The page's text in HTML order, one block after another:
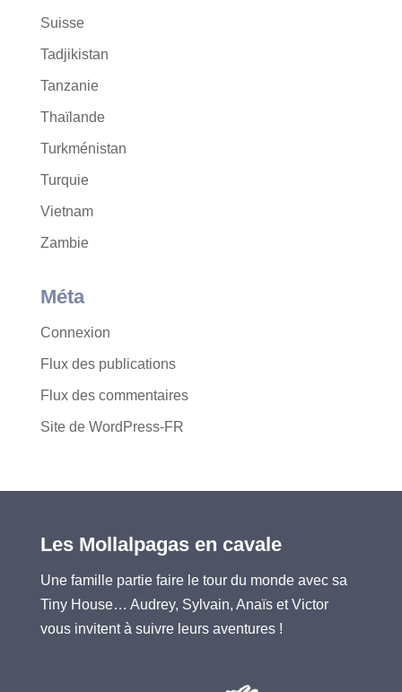
Suisse
Tadjikistan
Tanzanie
Thaïlande
Turkménistan
Turquie
Vietnam
Zambie
Méta
Connexion
Flux des publications
Flux des commentaires
Site de WordPress-FR
Les Mollalpagas en cavale
Une famille partie faire le tour du monde avec sa
Tiny House… Audrey, Sylvain, Anaïs et Victor
vous invitent à suivre leurs aventures !